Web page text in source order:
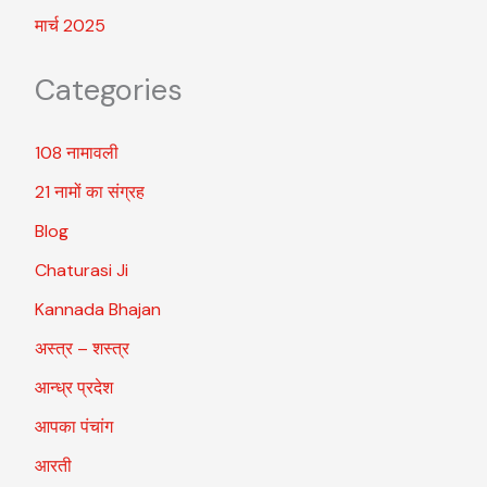
मार्च 2025
Categories
108 नामावली
21 नामों का संग्रह
Blog
Chaturasi Ji
Kannada Bhajan
अस्त्र – शस्त्र
आन्ध्र प्रदेश
आपका पंचांग
आरती